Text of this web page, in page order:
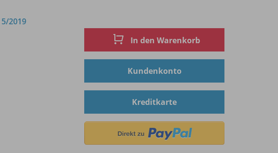
2019
In den Warenkorb
Kundenkonto
Kreditkarte